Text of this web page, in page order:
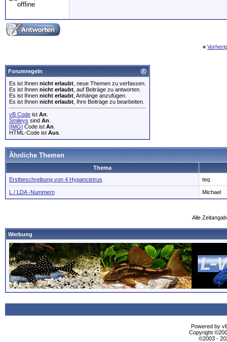
«
Forumregeln
Es ist Ihnen nicht erlaubt , neue Themen zu verfassen.
Es ist Ihnen nicht erlaubt , auf Beiträge zu antworten.
Es ist Ihnen nicht erlaubt , Anhänge anzufügen.
Es ist Ihnen nicht erlaubt , Ihre Beiträge zu bearbeiten.
vB Code ist An
Smileys sind An
[IMG] Code ist An
HTML-Code ist Aus
Ähnliche Themen
Thema
Erstbeschreibung von 4 Hypancistrus
teq
L / LDA -Nummern Michael
Alle
Werbung
Powered by
Copyright
©2003 -